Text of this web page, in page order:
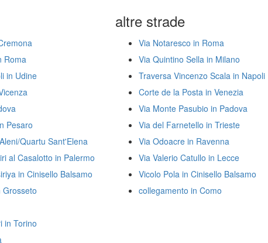
Roma
in Udine
Pesaro
Quartu Sant'Elena
al Casalotto in Palermo
in Cinisello Balsamo
Grosseto
in Torino
altre strade
Via Notaresco in Roma
Via Quintino Sella in Milano
Traversa Vincenzo Scala in Napoli
Corte de la Posta in Venezia
Via Monte Pasubio in Padova
Via del Farnetello in Trieste
Via Odoacre in Ravenna
Via Valerio Catullo in Lecce
Vicolo Pola in Cinisello Balsamo
collegamento in Como